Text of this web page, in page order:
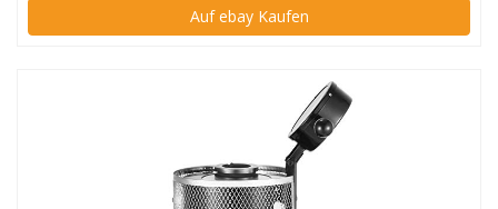
Auf ebay Kaufen